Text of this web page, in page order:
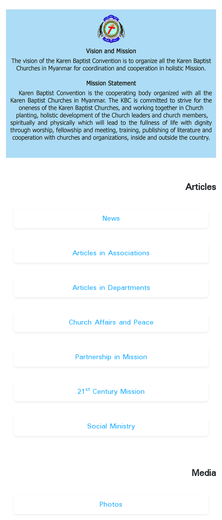
Articles
News
Articles in Associations
Articles in Departments
Church Affairs and Peace
Partnership in Mission
21 stCentury Mission
Social Ministry
Media
Photos